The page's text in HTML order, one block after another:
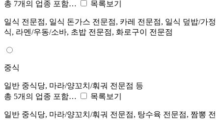
총 7개의 업종 포함… 목록보기
일식 전문점, 일식 돈가스 전문점, 카레 전문점, 일식 덮밥/가정
식, 라멘/우동/소바, 초밥 전문점, 화로구이 전문점
중식
일반 중식당, 마라/양꼬치/훠궈 전문점 등
총 5개의 업종 포함…
목록보기
일반 중식당, 마라/양꼬치/훠궈 전문점, 탕수육 전문점, 짬뽕 전